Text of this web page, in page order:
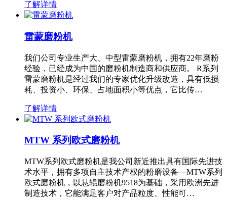
了解详情
雷蒙磨粉机
我们公司专业生产大、中型雷蒙磨粉机，拥有22年磨粉
经验，已经成为中国的磨粉机制造商和供应商。 R系列
雷蒙磨粉机是经过我们的专家优化升级改造，具有低损
耗、投资小、环保、占地面积小等优点，它比传…
了解详情
MTW 系列欧式磨粉机
MTW系列欧式磨粉机是我公司新近推出具有国际先进技
术水平，拥有多项自主技术产权的粉磨设备—MTW系列
欧式磨粉机，以悬辊磨粉机9518为基础，采用欧洲先进
制造技术，它能满足客户对产品粒度、性能可…